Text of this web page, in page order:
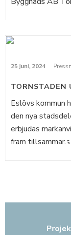
25 juni, 2024
TORNSTADEN
Eslövs kommun
den nya
erbjudas
fram